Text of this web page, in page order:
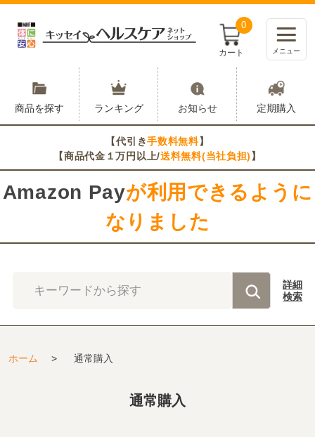
0
カート メニュー
商品を探す ランキング お知らせ 定期購入
【代引き手数料無料】
【商品代金１万円以上/送料無料(当社負担) 】
Amazon Payが利用できるように
なりました
キーワードから探す
詳細
検索
ホーム > 通常購入
通常購入